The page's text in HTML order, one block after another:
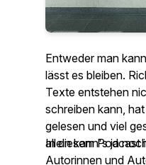
Entweder man
lässt es bleiben.
Texte entstehen
schreiben kann,
gelesen und viel
allein kann's ja
In diesem Podcast
Autorinnen und